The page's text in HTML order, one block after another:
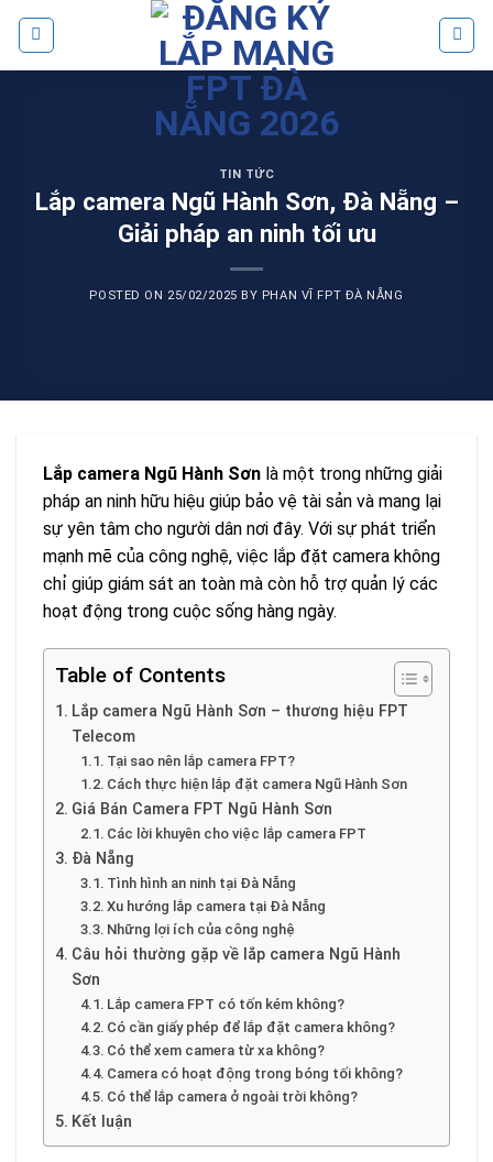
Skip
content
TIN TỨC
Lắp camera Ngũ Hành Sơn, Đà Nẵng –
Giải pháp an ninh tối ưu
POSTED ON 25/02/2025 BY PHAN VĨ FPT ĐÀ NẴNG
Lắp camera Ngũ Hành Sơn là một trong những giải
pháp an ninh hữu hiệu giúp bảo vệ tài sản và mang lại
sự yên tâm cho người dân nơi đây. Với sự phát triển
mạnh mẽ của công nghệ, việc lắp đặt camera không
chỉ giúp giám sát an toàn mà còn hỗ trợ quản lý các
hoạt động trong cuộc sống hàng ngày.
Table of Contents
Lắp camera Ngũ Hành Sơn – thương hiệu FPT
Telecom
Tại sao nên lắp camera FPT?
Cách thực hiện lắp đặt camera Ngũ Hành Sơn
Giá Bán Camera FPT Ngũ Hành Sơn
Các lời khuyên cho việc lắp camera FPT
Đà Nẵng
Tình hình an ninh tại Đà Nẵng
Xu hướng lắp camera tại Đà Nẵng
Những lợi ích của công nghệ
Câu hỏi thường gặp về lắp camera Ngũ Hành
Sơn
Lắp camera FPT có tốn kém không?
Có cần giấy phép để lắp đặt camera không?
Có thể xem camera từ xa không?
Camera có hoạt động trong bóng tối không?
Có thể lắp camera ở ngoài trời không?
Kết luận